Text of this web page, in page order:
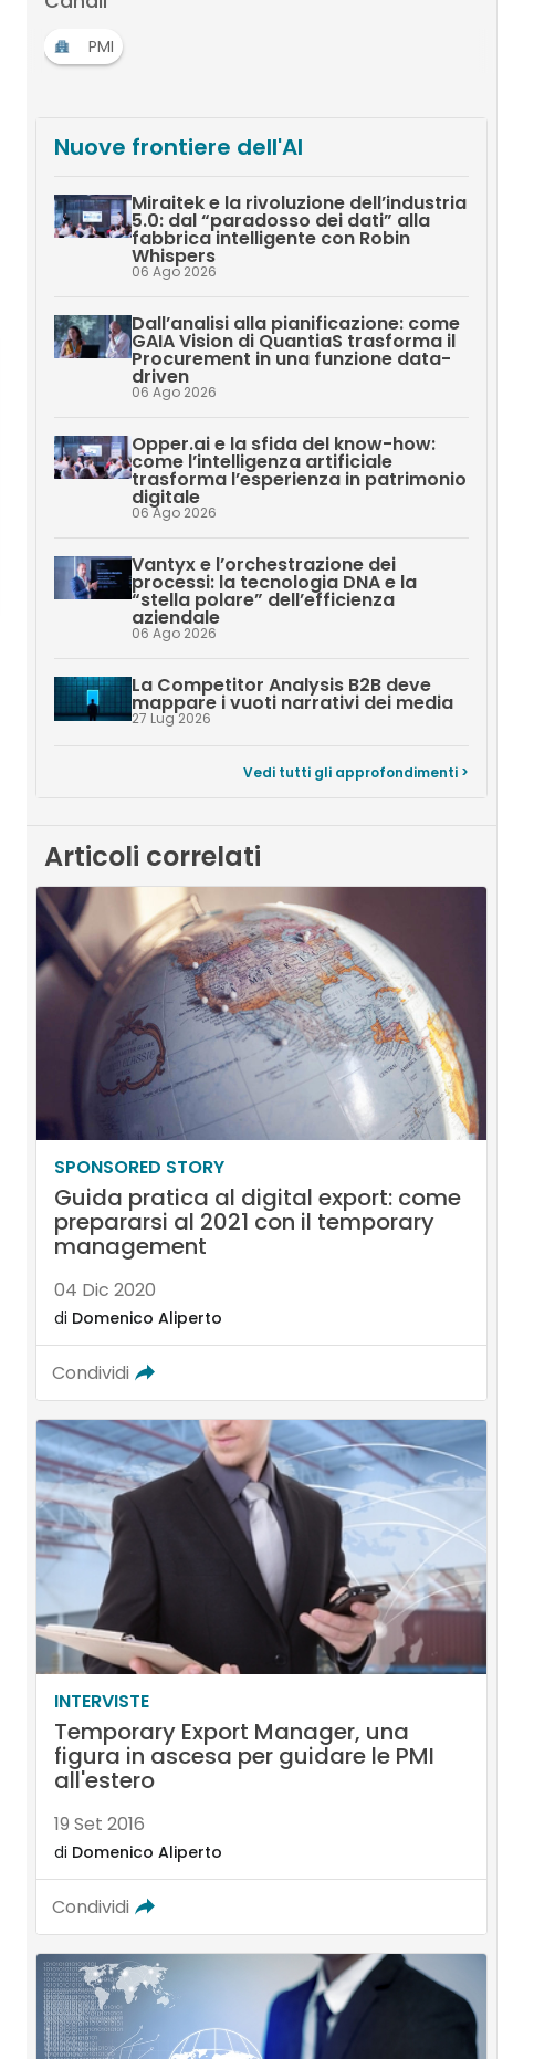
PMI
Nuove frontiere dell'AI
Miraitek e la rivoluzione dell’industria
5.0: dal “paradosso dei dati” alla
fabbrica intelligente con Robin
Whispers
06 Ago 2026
Dall’analisi alla pianificazione: come
GAIA Vision di QuantiaS trasforma il
Procurement in una funzione data-
driven
06 Ago 2026
Opper.ai e la sfida del know-how:
come l’intelligenza artificiale
trasforma l’esperienza in patrimonio
digitale
06 Ago 2026
Vantyx e l’orchestrazione dei
processi: la tecnologia DNA e la
“stella polare” dell’efficienza
aziendale
06 Ago 2026
La Competitor Analysis B2B deve
mappare i vuoti narrativi dei media
27 Lug 2026
Vedi tutti gli approfondimenti >
Articoli correlati
SPONSORED STORY
Guida pratica al digital export: come
prepararsi al 2021 con il temporary
management
04 Dic 2020
di Domenico Aliperto
Condividi
INTERVISTE
Temporary Export Manager, una
figura in ascesa per guidare le PMI
all'estero
19 Set 2016
di Domenico Aliperto
Condividi